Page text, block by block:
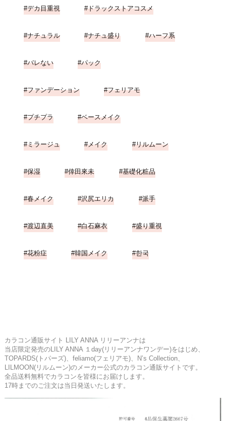
デカ目重視 ドラックストアコスメ
ナチュラル ナチュ盛り ハーフ系
バレない パック
ファンデーション フェリアモ
プチプラ ベースメイク
ミラージュ メイク リルムーン
保湿 倖田來未 基礎化粧品
春メイク 沢尻エリカ 派手
渡辺直美 白石麻衣 盛り重視
花粉症 韓国メイク 한국
カラコン通販サイト LILY ANNA リリーアンナは
当店限定発売のLILY ANNA １day(リリーアンナワンデー)をはじめ、
TOPARDS(トパーズ)、feliamo(フェリアモ)、N’s Collection、
LILMOON(リルムーン)のメーカー公式のカラコン通販サイトです。
全品送料無料でカラコンを皆様にお届けします。
17時までのご注文は当日発送いたします。